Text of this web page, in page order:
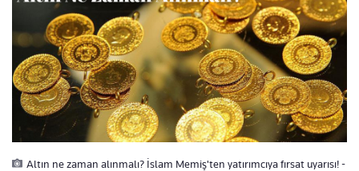
Altın ne zaman alınmalı? İslam Memiş'ten yatırımcıya fırsat uyarısı! -